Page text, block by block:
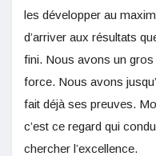
les développer au
d’arriver aux résultats
fini. Nous avons un
force. Nous avons
fait déjà ses preuves.
c’est ce regard qui
chercher l’excellence.